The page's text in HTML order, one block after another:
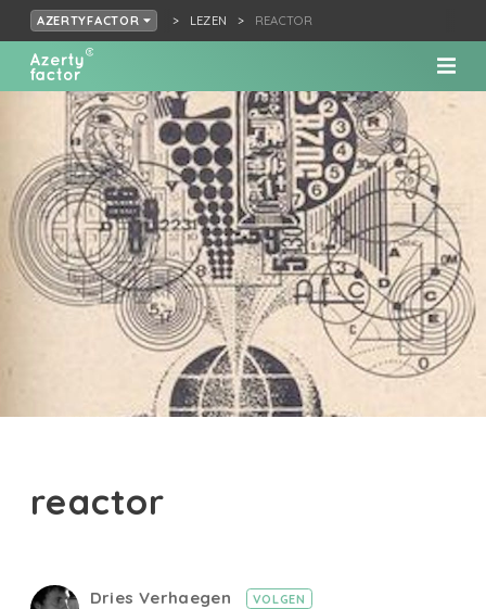
AZERTYFACTOR LEZEN REACTOR
reactor
Dries Verhaegen VOLGEN